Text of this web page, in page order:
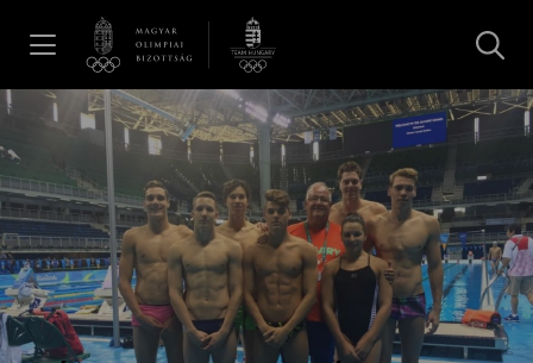
Hírek
Galéria
Dakar 2026